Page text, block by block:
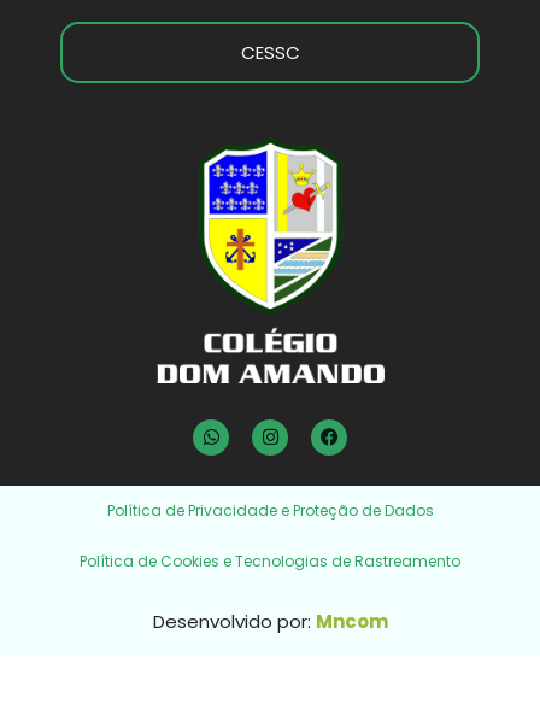
CESSC
Política de Privacidade e Proteção de Dados
Política de Cookies e Tecnologias de Rastreamento
Desenvolvido por: Mncom